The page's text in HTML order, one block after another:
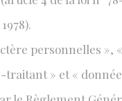
personnelles », «
traitant » et «